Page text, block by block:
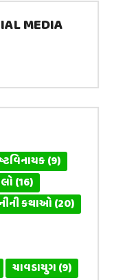
MEDIA
(9)
(16)
કથાઓ(20)
ચાવડાયુગ(9)